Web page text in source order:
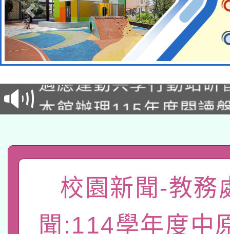
本校115學年度第2次
招甄選結果公告(無人
招)
本館辦理115年度閱讀
礎課程
「數位內容與教學軟
有關大陸委員會函釋公
轉知經濟部水利署委託
校園新聞-教務
聞:114學年度中